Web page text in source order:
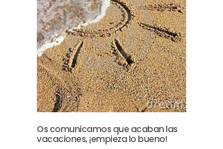
Os comunicamos que acaban las
vacaciones, ¡empieza lo bueno!